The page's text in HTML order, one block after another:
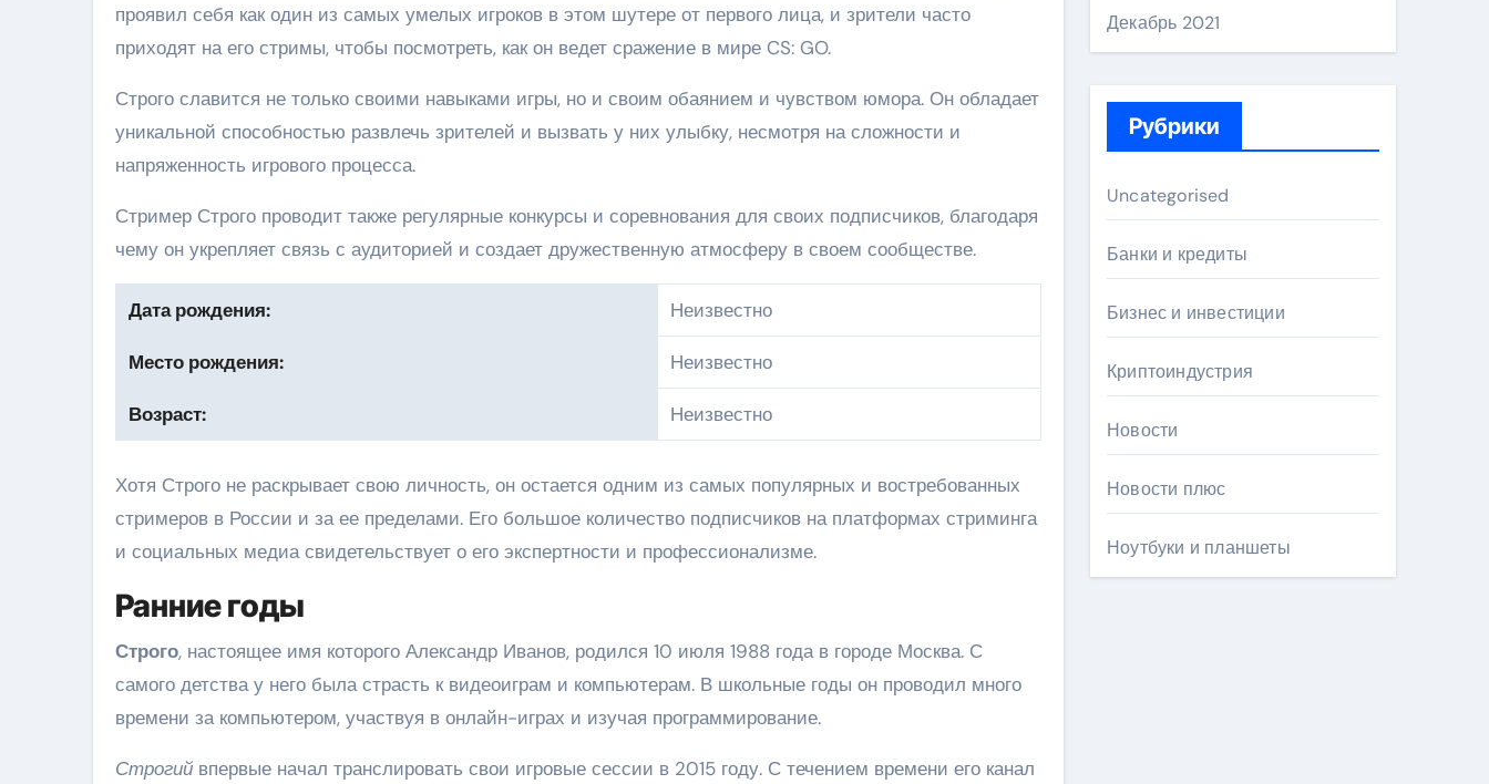
проявил себя как один из самых умелых игроков в этом шутере от первого лица, и зрители часто
приходят на его стримы, чтобы посмотреть, как он ведет сражение в мире CS: GO.
Строго славится не только своими навыками игры, но и своим обаянием и чувством юмора. Он обладает
уникальной способностью развлечь зрителей и вызвать у них улыбку, несмотря на сложности и
напряженность игрового процесса.
Стример Строго проводит также регулярные конкурсы и соревнования для своих подписчиков, благодаря
чему он укрепляет связь с аудиторией и создает дружественную атмосферу в своем сообществе.
Дата рождения: Неизвестно
Место рождения: Неизвестно
Возраст: Неизвестно
Хотя Строго не раскрывает свою личность, он остается одним из самых популярных и востребованных
стримеров в России и за ее пределами. Его большое количество подписчиков на платформах стриминга
и социальных медиа свидетельствует о его экспертности и профессионализме.
Ранние годы
Строго, настоящее имя которого Александр Иванов, родился 10 июля 1988 года в городе Москва. С
самого детства у него была страсть к видеоиграм и компьютерам. В школьные годы он проводил много
времени за компьютером, участвуя в онлайн-играх и изучая программирование.
Строгий впервые начал транслировать свои игровые сессии в 2015 году. С течением времени его канал
Декабрь 2021
Рубрики
Uncategorised
Банки и кредиты
Бизнес и инвестиции
Криптоиндустрия
Новости
Новости плюс
Ноутбуки и планшеты